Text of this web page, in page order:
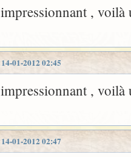
impressionnant ,
14-01-2012 02:45
impressionnant ,
14-01-2012 02:47